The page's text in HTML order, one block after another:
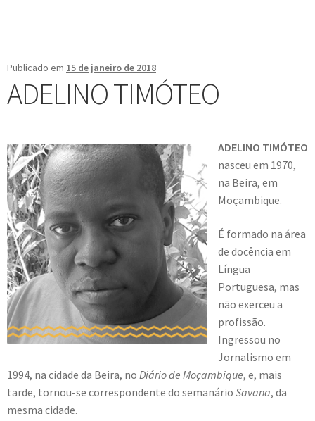
Publicado em 15 de janeiro de 2018
ADELINO TIMÓTEO
ADELINO TIMÓTEO
nasceu em 1970,
na Beira, em
Moçambique.
É formado na área
de docência em
Língua
Portuguesa, mas
não exerceu a
profissão.
Ingressou no
Jornalismo em
1994, na cidade da Beira, no Diário de Moçambique, e, mais
tarde, tornou-se correspondente do semanário Savana, da
mesma cidade.